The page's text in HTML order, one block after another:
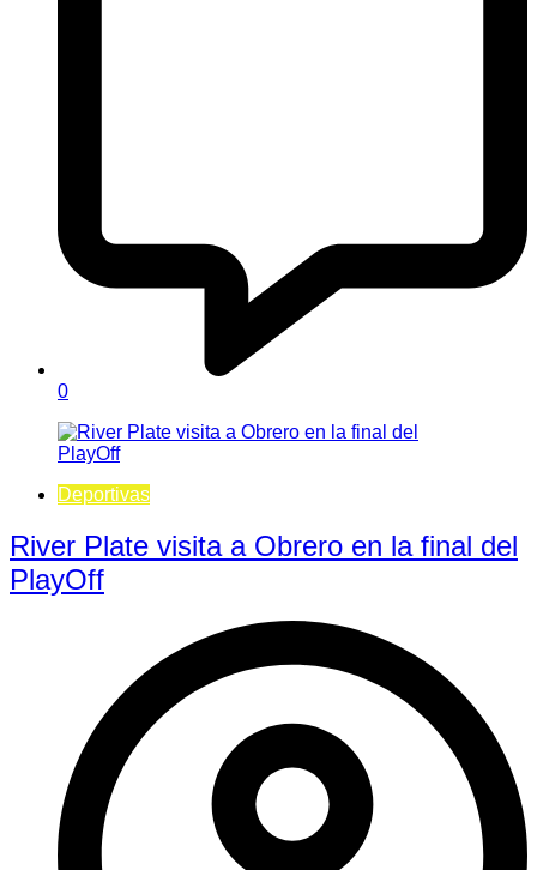
0
Deportivas
River Plate visita a Obrero en la final del
PlayOff